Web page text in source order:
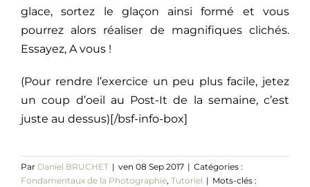
glace, sortez le glaçon ainsi formé et vous
pourrez alors réaliser de magnifiques clichés.
Essayez, A vous !
(Pour rendre l’exercice un peu plus facile, jetez
un coup d’oeil au Post-It de la semaine, c’est
juste au dessus)[/bsf-info-box]
Par Daniel BRUCHET | ven 08 Sep 2017 | Catégories :
Fondamentaux de la Photographie, Tutoriel | Mots-clés :